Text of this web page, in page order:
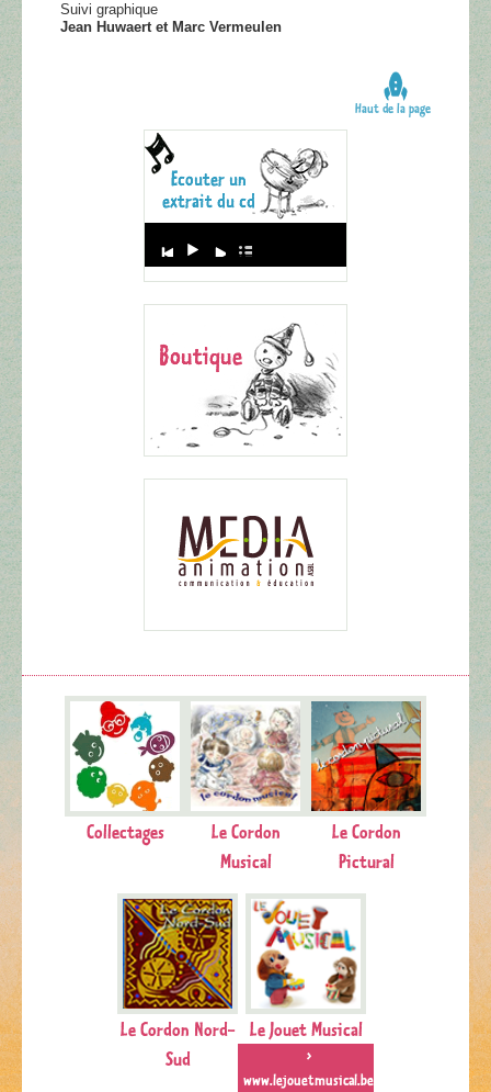
Collectages
Le Cordon
Musical
Le Cordon
Pictural
Le Cordon Nord-
Sud
Le Jouet Musical
>
www.lejouetmusical.be
Suivi graphique
Jean Huwaert et Marc Vermeulen
Haut de la page
Player